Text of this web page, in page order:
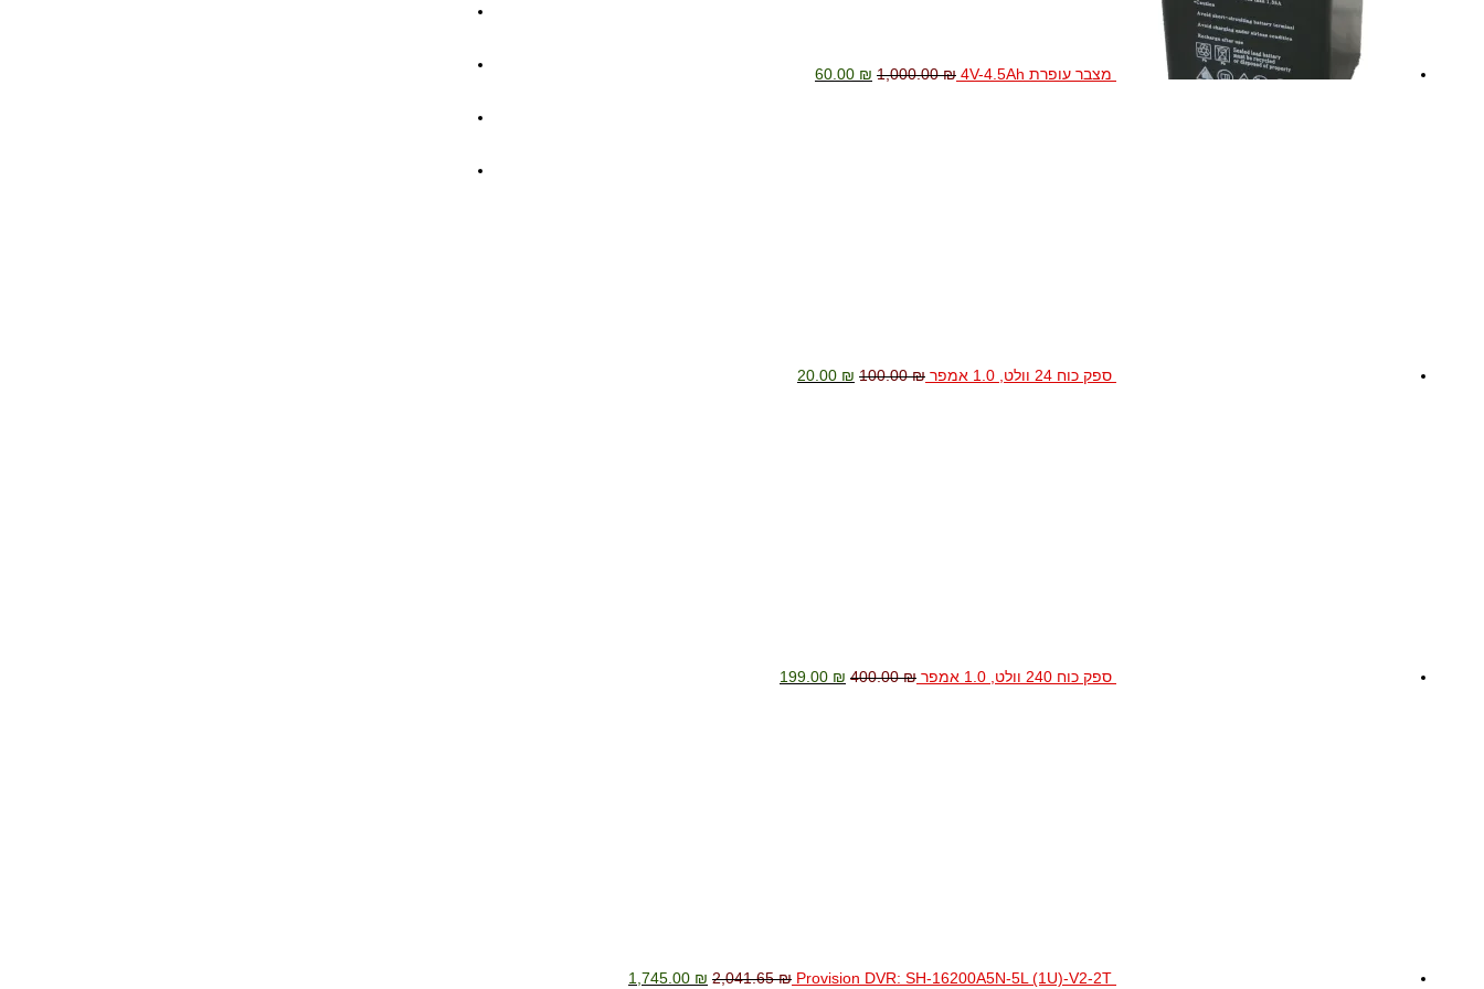
מצבר עופרת 4V-4.5Ah 1,000.00₪
60.00 ₪
ספק כוח 24 וולט, 1.0 אמפר 100.00₪
20.00 ₪
ספק כוח 240 וולט, 1.0 אמפר 400.00₪
199.00 ₪
Provision DVR: SH-16200A5N-5L (1U)-V2-2T
2,041.65₪
1,745.00 ₪